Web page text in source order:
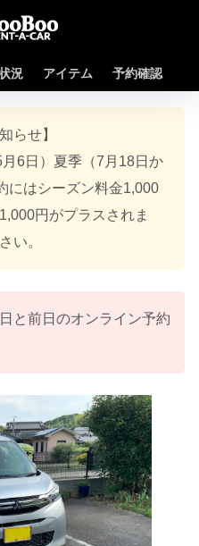
況 アイテム 予約確認
らせ】
6日）夏季（7月18日か
にはシーズン料金1,000
円がプラスされま
い。
と前日のオンライン予約